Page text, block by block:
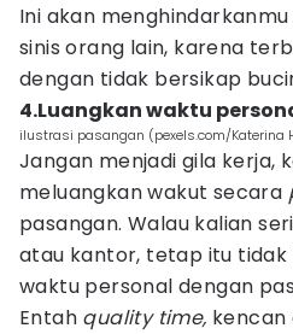
Ini akan
sinis orang lain, karena
dengan tidak bersikap
4.Luangkan waktu
ilustrasi pasangan (pexels.com/Katerina
Jangan menjadi gila kerja,
meluangkan wakut secara
pasangan. Walau kalian
atau kantor, tetap itu tidak
waktu personal dengan
Entah quality time, kencan